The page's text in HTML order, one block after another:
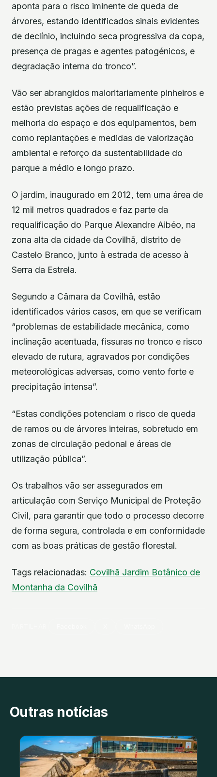
aponta para o risco iminente de queda de
árvores, estando identificados sinais evidentes
de declínio, incluindo seca progressiva da copa,
presença de pragas e agentes patogénicos, e
degradação interna do tronco”.
Vão ser abrangidos maioritariamente pinheiros e
estão previstas ações de requalificação e
melhoria do espaço e dos equipamentos, bem
como replantações e medidas de valorização
ambiental e reforço da sustentabilidade do
parque a médio e longo prazo.
O jardim, inaugurado em 2012, tem uma área de
12 mil metros quadrados e faz parte da
requalificação do Parque Alexandre Aibéo, na
zona alta da cidade da Covilhã, distrito de
Castelo Branco, junto à estrada de acesso à
Serra da Estrela.
Segundo a Câmara da Covilhã, estão
identificados vários casos, em que se verificam
“problemas de estabilidade mecânica, como
inclinação acentuada, fissuras no tronco e risco
elevado de rutura, agravados por condições
meteorológicas adversas, como vento forte e
precipitação intensa”.
“Estas condições potenciam o risco de queda
de ramos ou de árvores inteiras, sobretudo em
zonas de circulação pedonal e áreas de
utilização pública”.
Os trabalhos vão ser assegurados em
articulação com Serviço Municipal de Proteção
Civil, para garantir que todo o processo decorre
de forma segura, controlada e em conformidade
com as boas práticas de gestão florestal.
Tags relacionadas: Covilhã Jardim Botânico de
Montanha da Covilhã
Outras notícias